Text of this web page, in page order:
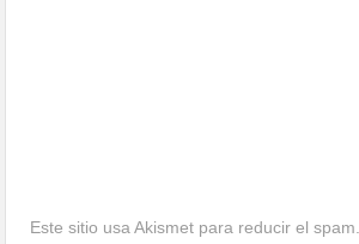
Este sitio usa Akismet para reducir el